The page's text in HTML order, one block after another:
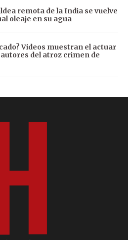
remota de la India se vuelve
oleaje en su agua
Videos muestran el actuar
del atroz crimen de